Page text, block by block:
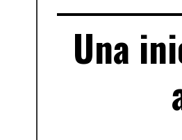
Una